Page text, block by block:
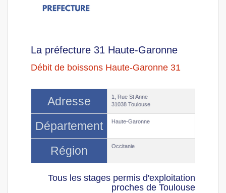
La préfecture 31 Haute-Garonne
Débit de boissons Haute-Garonne 31
Adresse
1, Rue St Anne
31038 Toulouse
Département Haute-Garonne
Région Occitanie
Tous les stages permis d'exploitation
proches de Toulouse